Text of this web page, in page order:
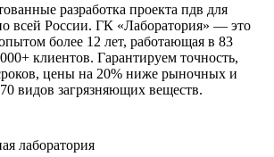
разработка проекта пдв для
всей России. ГК «Лаборатория» — это
более 12 лет, работающая в 83
клиентов. Гарантируем точность,
цены на 20% ниже рыночных и
видов загрязняющих веществ.
лаборатория